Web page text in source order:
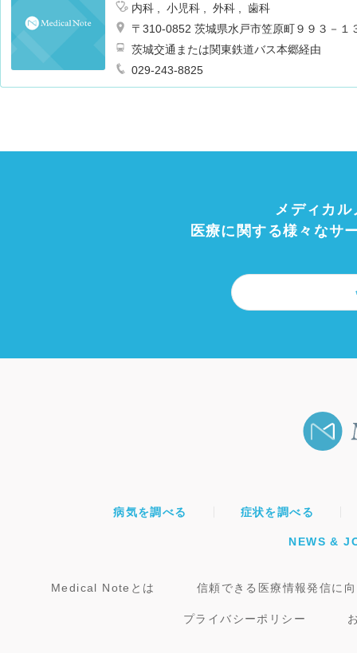
内科 小児科 外科
歯科
〒310-0852 茨城県水戸市笠原町９９３－１
茨城交通または関東鉄道バス本郷経由
029-243-8825
メディカ
医療に関する様々なサ
病気を調べる 症状を調べる
NEWS &
Medical Noteとは 信頼できる医療情報発信に
プライバシーポリシー